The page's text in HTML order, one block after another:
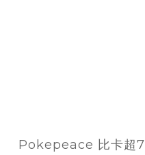
Pokepeace 比卡超7